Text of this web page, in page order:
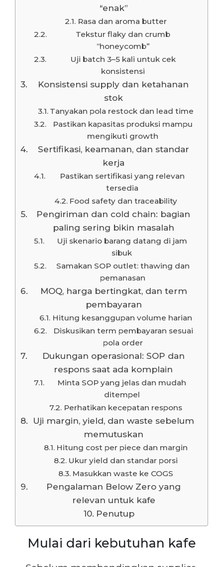
“enak”
Rasa dan aroma butter
Tekstur flaky dan crumb
“honeycomb”
Uji batch 3–5 kali untuk cek
konsistensi
Konsistensi supply dan ketahanan
stok
Tanyakan pola restock dan lead time
Pastikan kapasitas produksi mampu
mengikuti growth
Sertifikasi, keamanan, dan standar
kerja
Pastikan sertifikasi yang relevan
tersedia
Food safety dan traceability
Pengiriman dan cold chain: bagian
paling sering bikin masalah
Uji skenario barang datang di jam
sibuk
Samakan SOP outlet: thawing dan
pemanasan
MOQ, harga bertingkat, dan term
pembayaran
Hitung kesanggupan volume harian
Diskusikan term pembayaran sesuai
pola order
Dukungan operasional: SOP dan
respons saat ada komplain
Minta SOP yang jelas dan mudah
ditempel
Perhatikan kecepatan respons
Uji margin, yield, dan waste sebelum
memutuskan
Hitung cost per piece dan margin
Ukur yield dan standar porsi
Masukkan waste ke COGS
Pengalaman Below Zero yang
relevan untuk kafe
Penutup
Mulai dari kebutuhan kafe